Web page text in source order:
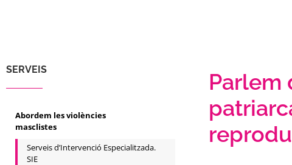
SERVEIS
Abordem les violències
masclistes
Serveis d’Intervenció Especialitzada.
SIE
Parlem